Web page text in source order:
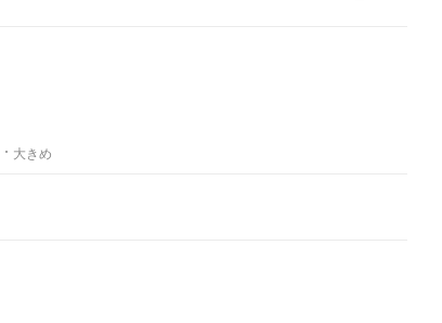
大きめ